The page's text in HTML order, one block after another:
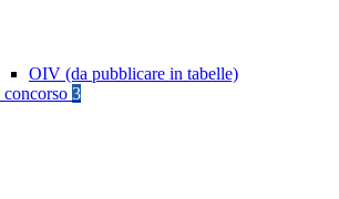
OIV (da pubblicare in tabelle)
3